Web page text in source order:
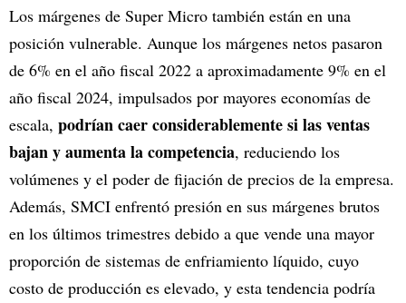
Los márgenes de Super Micro también están en una
posición vulnerable. Aunque los márgenes netos pasaron
de 6% en el año fiscal 2022 a aproximadamente 9% en el
año fiscal 2024, impulsados por mayores economías de
escala, podrían caer considerablemente si las ventas
bajan y aumenta la competencia, reduciendo los
volúmenes y el poder de fijación de precios de la empresa.
Además, SMCI enfrentó presión en sus márgenes brutos
en los últimos trimestres debido a que vende una mayor
proporción de sistemas de enfriamiento líquido, cuyo
costo de producción es elevado, y esta tendencia podría